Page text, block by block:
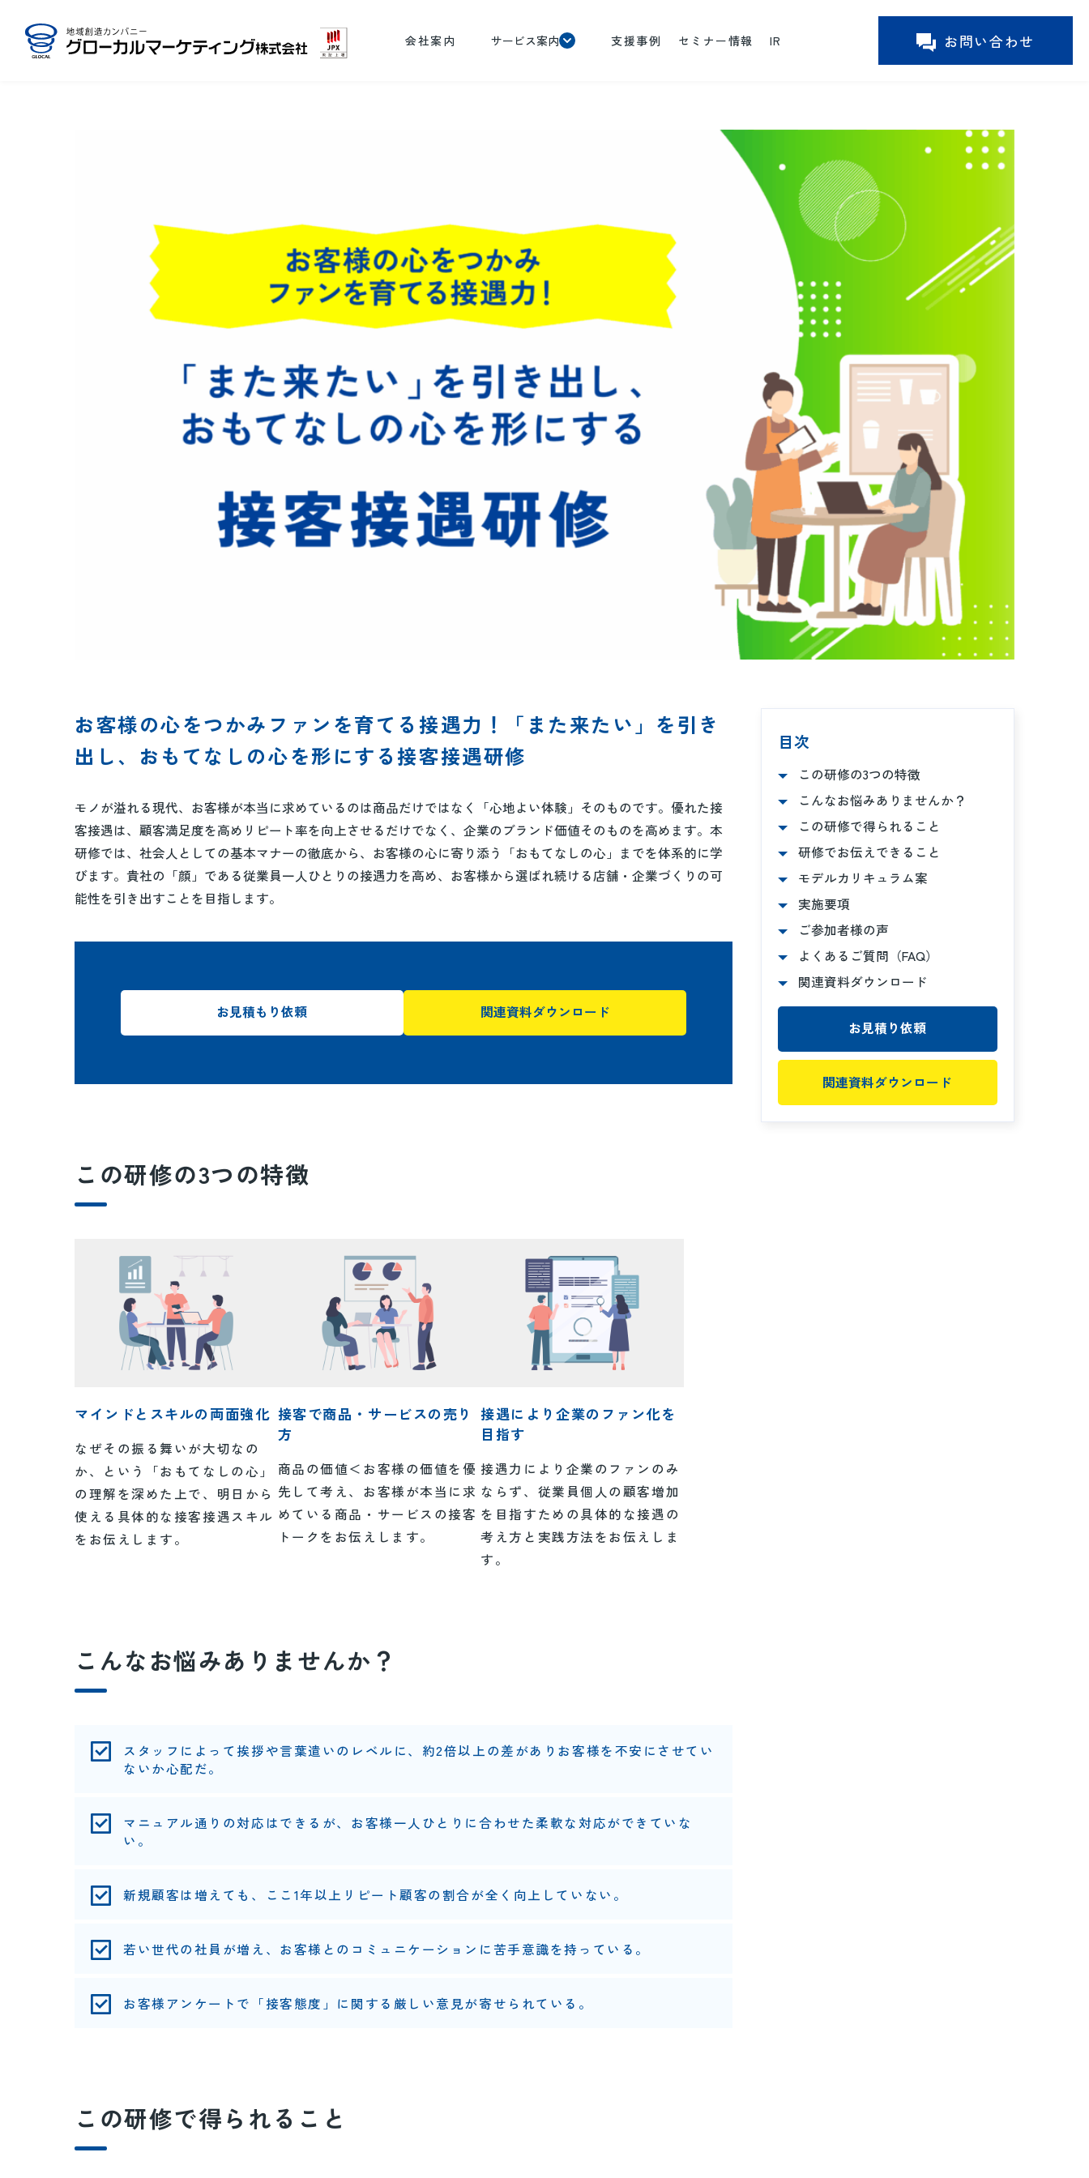
会社案内 サービス案内 支援事例 セミナー情報 IR お問い合わせ
お客様の心をつかみファンを育てる接遇力！「また来たい」を引き
出し、おもてなしの心を形にする接客接遇研修
モノが溢れる現代、お客様が本当に求めているのは商品だけではなく「心地よい体験」そのものです。優れた接
客接遇は、顧客満足度を高めリピート率を向上させるだけでなく、企業のブランド価値そのものを高めます。本
研修では、社会人としての基本マナーの徹底から、お客様の心に寄り添う「おもてなしの心」までを体系的に学
びます。貴社の「顔」である従業員一人ひとりの接遇力を高め、お客様から選ばれ続ける店舗・企業づくりの可
能性を引き出すことを目指します。
この研修の3つの特徴
マインドとスキルの両面強化
なぜその振る舞いが大切なの
か、という「おもてなしの心」
の理解を深めた上で、明日から
使える具体的な接客接遇スキル
をお伝えします。
接客で商品・サービスの売り
方
商品の価値＜お客様の価値を優
先して考え、お客様が本当に求
めている商品・サービスの接客
トークをお伝えします。
接遇により企業のファン化を
目指す
接遇力により企業のファンのみ
ならず、従業員個人の顧客増加
を目指すための具体的な接遇の
考え方と実践方法をお伝えしま
す。
こんなお悩みありませんか？
スタッフによって挨拶や言葉遣いのレベルに、約2倍以上の差がありお客様を不安にさせてい
ないか心配だ。
マニュアル通りの対応はできるが、お客様一人ひとりに合わせた柔軟な対応ができていな
い。
新規顧客は増えても、ここ1年以上リピート顧客の割合が全く向上していない。
若い世代の社員が増え、お客様とのコミュニケーションに苦手意識を持っている。
お客様アンケートで「接客態度」に関する厳しい意見が寄せられている。
この研修で得られること
お見積もり依頼 関連資料ダウンロード
目次
この研修の3つの特徴
こんなお悩みありませんか？
この研修で得られること
研修でお伝えできること
モデルカリキュラム案
実施要項
ご参加者様の声
よくあるご質問（FAQ）
関連資料ダウンロード
お見積り依頼
関連資料ダウンロード